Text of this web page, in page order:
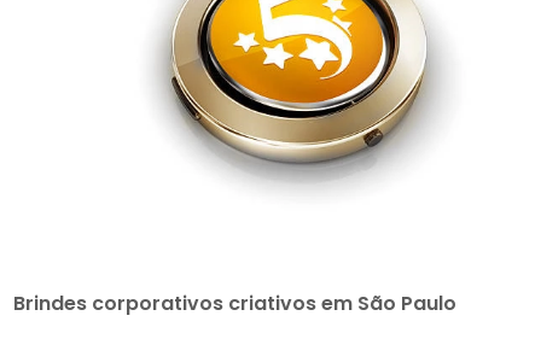
Brindes corporativos criativos em São Paulo